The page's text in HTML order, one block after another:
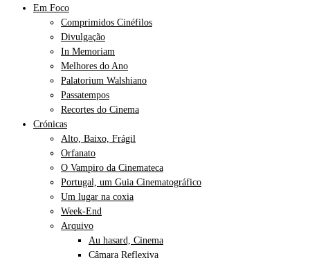
Em Foco
Comprimidos Cinéfilos
Divulgação
In Memoriam
Melhores do Ano
Palatorium Walshiano
Passatempos
Recortes do Cinema
Crónicas
Alto, Baixo, Frágil
Orfanato
O Vampiro da Cinemateca
Portugal, um Guia Cinematográfico
Um lugar na coxia
Week-End
Arquivo
Au hasard, Cinema
Câmara Reflexiva